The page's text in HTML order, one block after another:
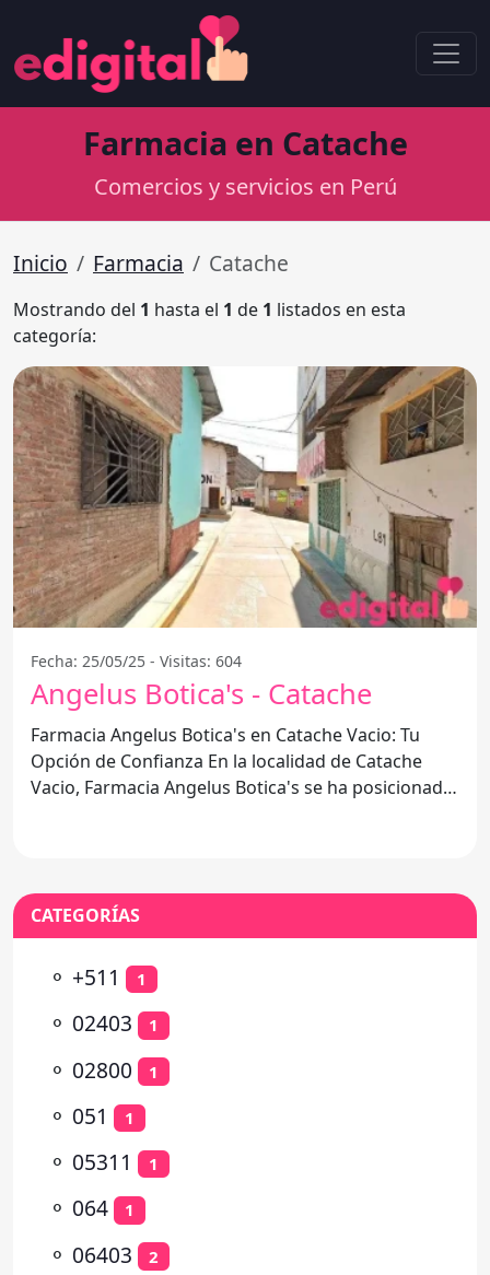
Farmacia en Catache
Comercios y servicios en Perú
Inicio Farmacia Catache
Mostrando del 1 hasta el 1 de 1 listados en esta
categoría:
Fecha: 25/05/25 - Visitas: 604
Angelus Botica's - Catache
Farmacia Angelus Botica's en Catache Vacio: Tu
Opción de Confianza En la localidad de Catache
Vacio, Farmacia Angelus Botica's se ha posicionado
CATEGORÍAS
⚬ +511 1
⚬ 02403 1
⚬ 02800 1
⚬ 051 1
⚬ 05311 1
⚬ 064 1
⚬ 06403 2